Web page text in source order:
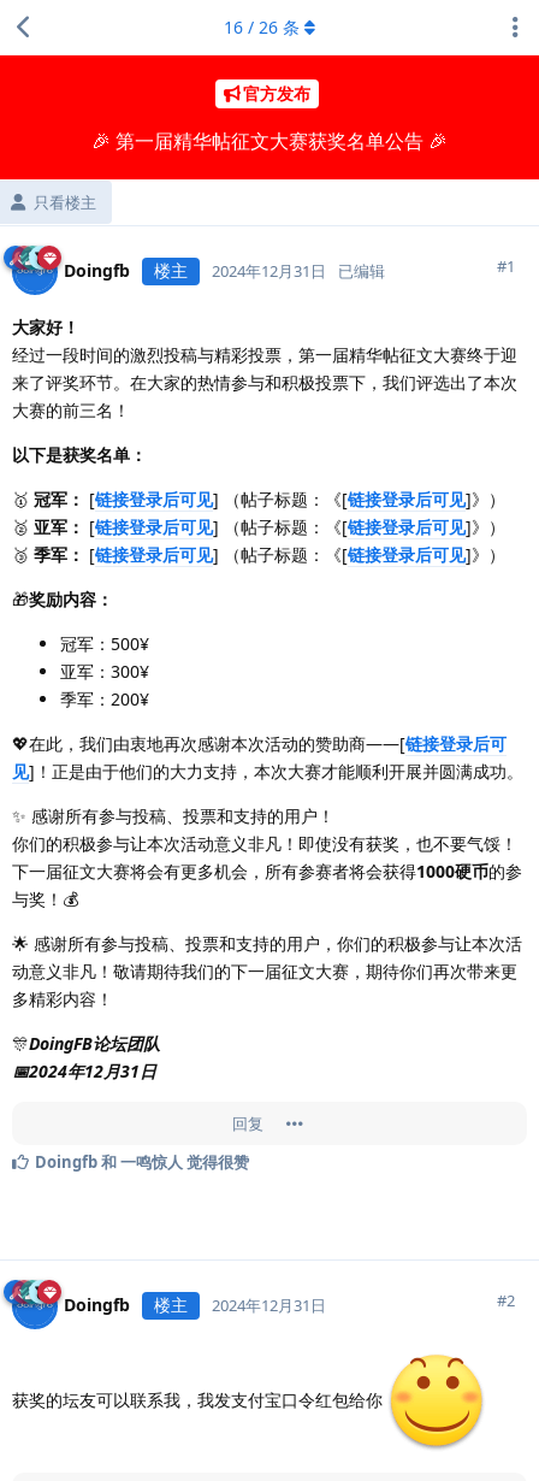
官方发布
🎉 第一届精华帖征文大赛获奖名单公告 🎉
只看楼主
16 / 26 条
Doingfb 楼主 2024年12月31日 已编辑 #1
大家好！
经过一段时间的激烈投稿与精彩投票，第一届精华帖征文大赛终于迎
来了评奖环节。在大家的热情参与和积极投票下，我们评选出了本次
大赛的前三名！
以下是获奖名单：
🥇 冠军： [链接登录后可见] （帖子标题：《[链接登录后可见]》）
🥈 亚军： [链接登录后可见] （帖子标题：《[链接登录后可见]》）
🥉 季军： [链接登录后可见] （帖子标题：《[链接登录后可见]》）
🎁奖励内容：
冠军：500¥
亚军：300¥
季军：200¥
💖在此，我们由衷地再次感谢本次活动的赞助商——[链接登录后可
见]！正是由于他们的大力支持，本次大赛才能顺利开展并圆满成功。
✨ 感谢所有参与投稿、投票和支持的用户！
你们的积极参与让本次活动意义非凡！即使没有获奖，也不要气馁！
下一届征文大赛将会有更多机会，所有参赛者将会获得1000硬币的参
与奖！💰
🌟 感谢所有参与投稿、投票和支持的用户，你们的积极参与让本次活
动意义非凡！敬请期待我们的下一届征文大赛，期待你们再次带来更
多精彩内容！
🎊DoingFB论坛团队
📅2024年12月31日
回复
Doingfb和一鸣惊人 觉得很赞
Doingfb 楼主 2024年12月31日 #2
获奖的坛友可以联系我，我发支付宝口令红包给你